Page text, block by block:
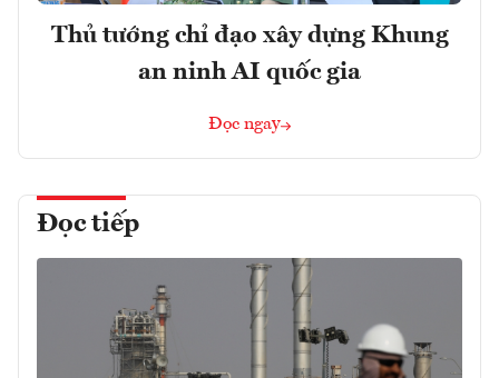
Thủ tướng chỉ đạo xây dựng Khung
an ninh AI quốc gia
Đọc ngay
Đọc tiếp